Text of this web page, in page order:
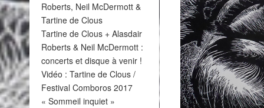
Roberts, Neil McDermott &
Tartine de Clous
Tartine de Clous + Alasdair
Roberts & Neil McDermott :
concerts et disque à venir !
Vidéo : Tartine de Clous /
Festival Comboros 2017
« Sommeil inquiet »